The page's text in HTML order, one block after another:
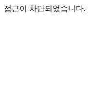
접근이 차단되었습니다.